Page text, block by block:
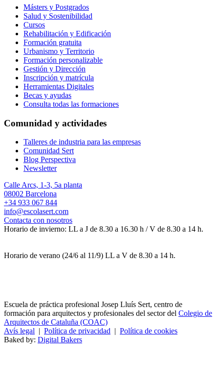
Másters y Postgrados
Salud y Sostenibilidad
Cursos
Rehabilitación y Edificación
Formación gratuita
Urbanismo y Territorio
Formación personalizable
Gestión y Dirección
Inscripción y matrícula
Herramientas Digitales
Becas y ayudas
Consulta todas las formaciones
Comunidad y actividades
Talleres de industria para las empresas
Comunidad Sert
Blog Perspectiva
Newsletter
Calle Arcs, 1-3, 5a planta
08002 Barcelona
+34 933 067 844
info@escolasert.com
Contacta con nosotros
Horario de invierno: LL a J de 8.30 a 16.30 h / V de 8.30 a 14 h.
Horario de verano (24/6 al 11/9) LL a V de 8.30 a 14 h.
Escuela de práctica profesional Josep Lluís Sert, centro de
formación para arquitectos y profesionales del sector del Colegio de
Arquitectos de Cataluña (COAC)
Avís legal | Política de privacidad | Política de cookies
Baked by: Digital Bakers